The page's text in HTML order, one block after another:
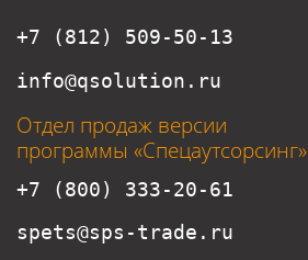
+7 (812) 509-50-13
info@qsolution.ru
Отдел продаж версии
программы «Спецаутсорсинг»
+7 (800) 333-20-61
spets@sps-trade.ru